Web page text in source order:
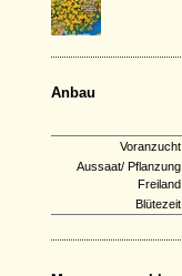
Anbau
Voranzucht
Aussaat/ Pflanzung
Freiland
Blütezeit